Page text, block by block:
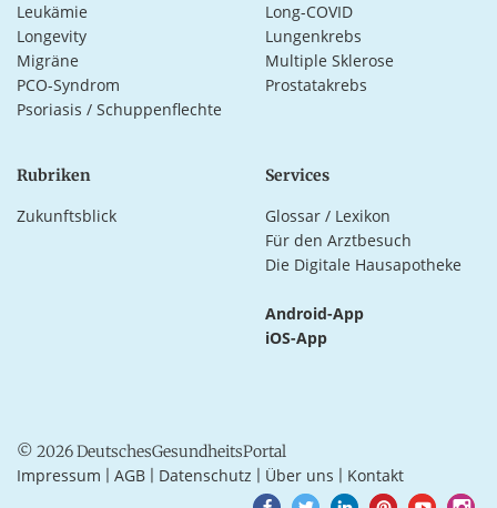
Leukämie
Long-COVID
Longevity
Lungenkrebs
Migräne
Multiple Sklerose
PCO-Syndrom
Prostatakrebs
Psoriasis / Schuppenflechte
Rubriken
Zukunftsblick
Services
Glossar / Lexikon
Für den Arztbesuch
Die Digitale Hausapotheke
Android-App
iOS-App
© 2026 DeutschesGesundheitsPortal
Impressum AGB Datenschutz Über uns Kontakt